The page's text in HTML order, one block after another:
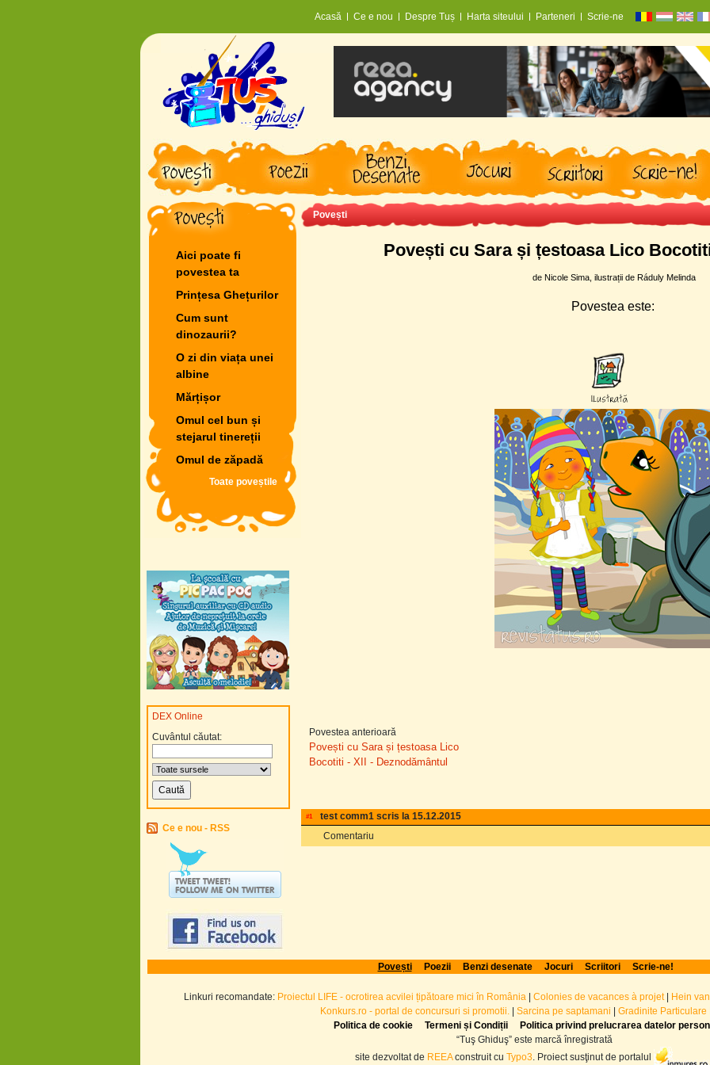
Acasă Ce e nou Despre Tuș Harta siteului Parteneri Scrie-ne
Aici poate fi
povestea ta
Prințesa Ghețurilor
Cum sunt
dinozaurii?
O zi din viața unei
albine
Mărțișor
Omul cel bun și
stejarul tinereții
Omul de zăpadă
Toate poveștile
DEX Online
Cuvântul căutat:
Ce e nou - RSS
Povești
Povești cu Sara și țestoasa Lico
de Nicole Sima, ilustrații de Ráduly Melinda
Povestea este:
Povestea anterioară
Povești cu Sara și țestoasa Lico
Bocotiti - XII - Deznodământul
#1
test comm1 scris la 15.12.2015
Comentariu
Povești Poezii Benzi desenate Jocuri Scriitori Scrie-ne!
Linkuri recomandate: Proiectul LIFE - ocrotirea acvilei țipătoare mici în România Colonies de vacances à projet|
Hein
Konkurs.ro - portal de concursuri si promotii.| Sarcina pe saptamani
Gradinite Particulare
Politica de cookie
Termeni și Condiții
Politica privind prelucrarea datelor
“Tuş Ghiduş” este marcă înregistrată
site dezvoltat de REEAconstruit cu Typo3 . Proiect susţinut de portalul